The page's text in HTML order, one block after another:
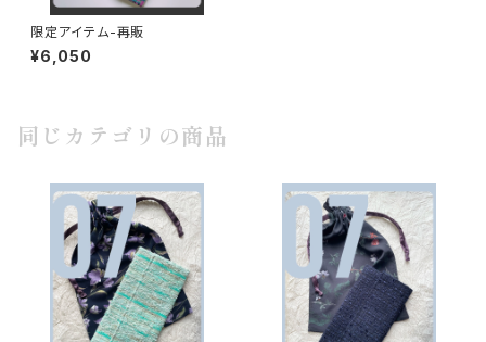
限定アイテム-再販
¥6,050
同じカテゴリの商品